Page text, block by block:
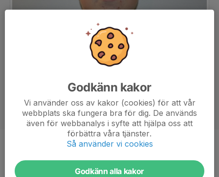
Back
Ålder
Godkänn kakor
Vi använder oss av kakor (cookies) för att vår
webbplats ska fungera bra för dig. De används
även för webbanalys i syfte att hjälpa oss att
förbättra våra tjänster.
Så använder vi cookies
Godkänn alla kakor